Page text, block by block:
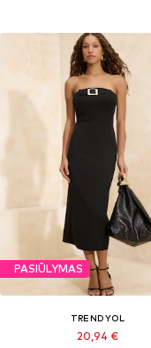
PASIŪLYMAS
TRENDYOL
20,94 €